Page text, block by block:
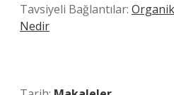
Tavsiyeli Bağlantılar:
Nedir